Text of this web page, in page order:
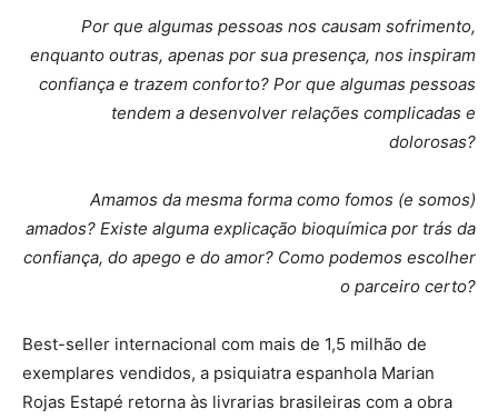
Por que algumas pessoas nos causam sofrimento,
enquanto outras, apenas por sua presença, nos inspiram
confiança e trazem conforto? Por que algumas pessoas
tendem a desenvolver relações complicadas e
dolorosas?
Amamos da mesma forma como fomos (e somos)
amados? Existe alguma explicação bioquímica por trás da
confiança, do apego e do amor? Como podemos escolher
o parceiro certo?
Best-seller internacional com mais de 1,5 milhão de
exemplares vendidos, a psiquiatra espanhola Marian
Rojas Estapé retorna às livrarias brasileiras com a obra